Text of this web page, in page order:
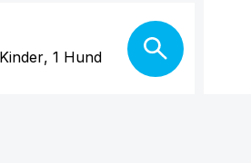
Kinder, 1 Hund